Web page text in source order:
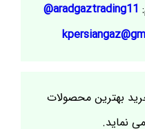
aradgaztrading11@
بهترین محصولات
نماید.